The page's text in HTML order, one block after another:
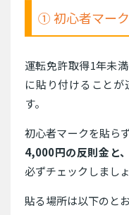
① 初心者マー
運転免許取得1年未
に貼り付けること
す。
初心者マークを貼ら
4,000円の反則金と
必ずチェックしましょ
貼る場所は以下のとお